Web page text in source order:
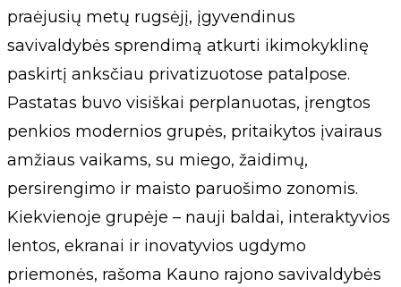
praėjusių metų rugsėjį, įgyvendinus
savivaldybės sprendimą atkurti ikimokyklinę
paskirtį anksčiau privatizuotose patalpose.
Pastatas buvo visiškai perplanuotas, įrengtos
penkios modernios grupės, pritaikytos įvairaus
amžiaus vaikams, su miego, žaidimų,
persirengimo ir maisto paruošimo zonomis.
Kiekvienoje grupėje – nauji baldai, interaktyvios
lentos, ekranai ir inovatyvios ugdymo
priemonės, rašoma Kauno rajono savivaldybės